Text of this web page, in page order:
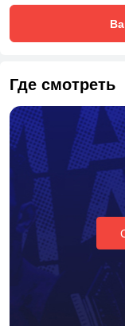
Где смотреть